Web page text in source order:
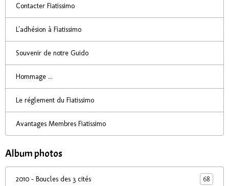
Contacter Fiatissimo
L'adhésion à Fiatissimo
Souvenir de notre Guido
Hommage ...
Le réglement du Fiatissimo
Avantages Membres Fiatissimo
Album photos
2010 - Boucles des 3 cités 68